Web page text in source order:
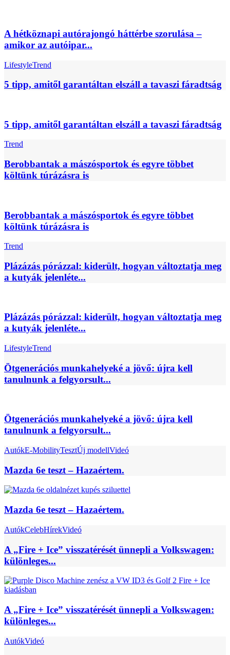
A hétköznapi autórajongó háttérbe szorulása –
amikor az autóipar...
LifestyleTrend
5 tipp, amitől garantáltan elszáll a tavaszi fáradtság
5 tipp, amitől garantáltan elszáll a tavaszi fáradtság
Trend
Berobbantak a mászósportok és egyre többet
költünk túrázásra is
Berobbantak a mászósportok és egyre többet
költünk túrázásra is
Trend
Plázázás pórázzal: kiderült, hogyan változtatja meg
a kutyák jelenléte...
Plázázás pórázzal: kiderült, hogyan változtatja meg
a kutyák jelenléte...
LifestyleTrend
Ötgenerációs munkahelyeké a jövő: újra kell
tanulnunk a felgyorsult...
Ötgenerációs munkahelyeké a jövő: újra kell
tanulnunk a felgyorsult...
AutókE-MobilityTesztÚj modellVideó
Mazda 6e teszt – Hazaértem.
Mazda 6e teszt – Hazaértem.
AutókCelebHírekVideó
A „Fire + Ice” visszatérését ünnepli a Volkswagen:
különleges...
A „Fire + Ice” visszatérését ünnepli a Volkswagen:
különleges...
AutókVideó